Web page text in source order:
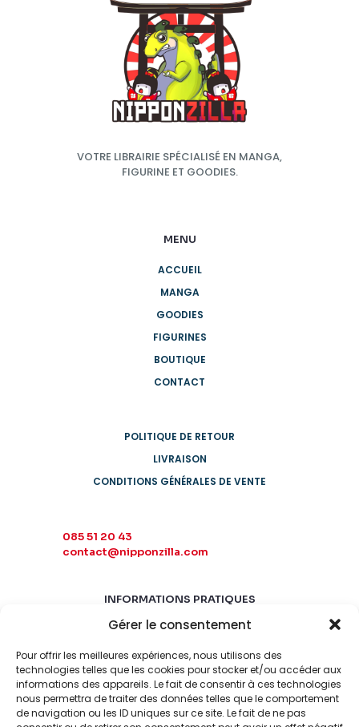
Gérer le consentement
Pour offrir les meilleures expériences, nous utilisons des
technologies telles que les cookies pour stocker et/ou accéder aux
informations des appareils. Le fait de consentir à ces technologies
nous permettra de traiter des données telles que le comportement
de navigation ou les ID uniques sur ce site. Le fait de ne pas
VOTRE LIBRAIRIE SPÉCIALISÉ EN MANGA,
FIGURINE ET GOODIES.
MENU
ACCUEIL
MANGA
GOODIES
FIGURINES
BOUTIQUE
CONTACT
POLITIQUE DE RETOUR
LIVRAISON
CONDITIONS GÉNÉRALES DE VENTE
085 51 20 43
contact@nipponzilla.com
INFORMATIONS PRATIQUES
MARDI-SAMEDI
LUNDI-DIMANCHE
FERMÉ